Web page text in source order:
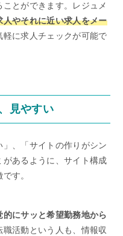
とができます。レジュメ
人やそれに近い求人をメー
軽に求人チェックが可能で
見やすい
」、「サイトの作りがシン
あるように、サイト構成
す。
にサッと希望勤務地から
活動という人も、情報収